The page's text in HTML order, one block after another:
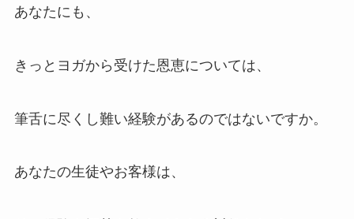
あなたにも、
きっとヨガから受けた恩恵については、
筆舌に尽くし難い経験があるのではないですか。
あなたの生徒やお客様は、